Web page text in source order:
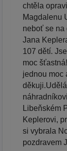
chtěla
Magdalenu
neboť se na
Jana
107 dětí.
moc
jednou moc
Libeňském
Keplerovi,
si vybrala
pozdravem